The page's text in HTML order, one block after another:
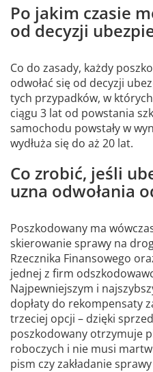
Po jakim czasie
od decyzji
Co do zasady, każdy
odwołać się od decyzji
tych przypadków, w
ciągu 3 lat od powstania
samochodu powstały w
wydłuża się do aż 20 lat.
Co zrobić, jeśli
uzna odwołania
Poszkodowany ma
skierowanie sprawy na
Rzecznika Finansowego
jednej z firm
Najpewniejszym i
dopłaty do rekompensaty
trzeciej opcji – dzięki
poszkodowany otrzymuje
roboczych i nie musi
pism czy zakładanie